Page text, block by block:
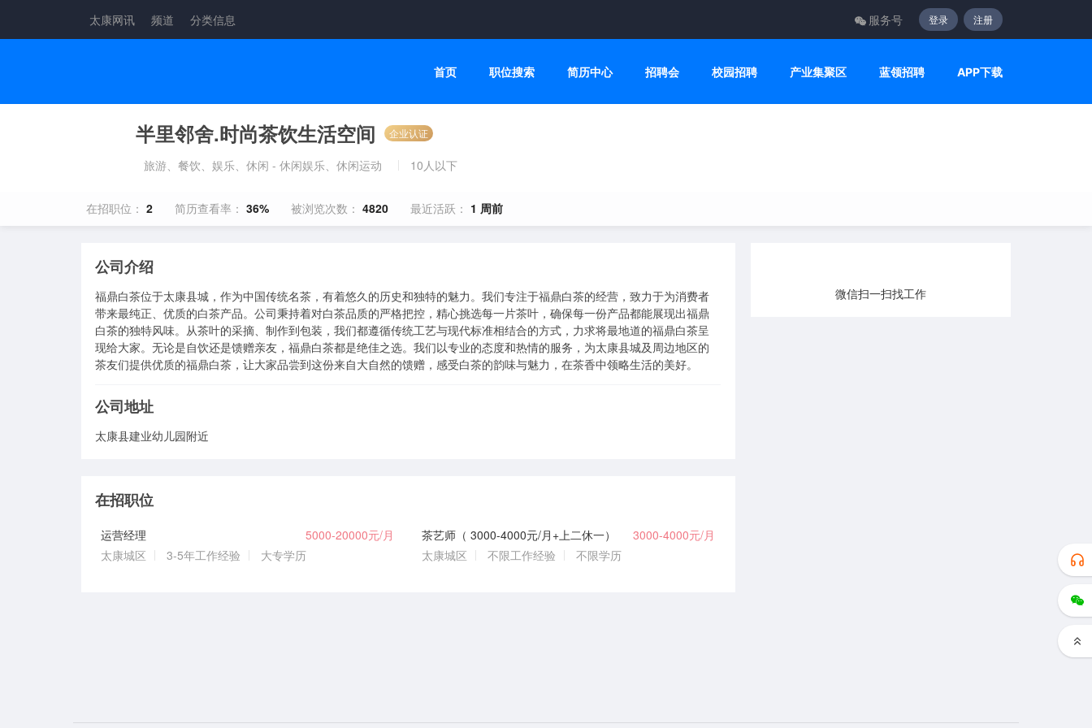
太康网讯 频道 分类信息 服务号 登录 注册
首页 职位搜索 简历中心 招聘会 校园招聘 产业集聚区 蓝领招聘 APP下载
半里邻舍.时尚茶饮生活空间 企业认证
旅游、餐饮、娱乐、休闲 - 休闲娱乐、休闲运动 10人以下
在招职位： 2 简历查看率： 36% 被浏览次数： 4820 最近活跃： 1 周前
公司介绍
福鼎白茶位于太康县城，作为中国传统名茶，有着悠久的历史和独特的魅力。我们专注于福鼎白茶的经营，致力于为消费者
带来最纯正、优质的白茶产品。公司秉持着对白茶品质的严格把控，精心挑选每一片茶叶，确保每一份产品都能展现出福鼎
白茶的独特风味。从茶叶的采摘、制作到包装，我们都遵循传统工艺与现代标准相结合的方式，力求将最地道的福鼎白茶呈
现给大家。无论是自饮还是馈赠亲友，福鼎白茶都是绝佳之选。我们以专业的态度和热情的服务，为太康县城及周边地区的
茶友们提供优质的福鼎白茶，让大家品尝到这份来自大自然的馈赠，感受白茶的韵味与魅力，在茶香中领略生活的美好。
公司地址
太康县建业幼儿园附近
在招职位
运营经理
5000-20000元/月
太康城区
3-5年工作经验 大专学历
茶艺师（ 3000-4000元/月+上二休一）
3000-4000元/月
太康城区
不限工作经验 不限学历
微信扫一扫找工作